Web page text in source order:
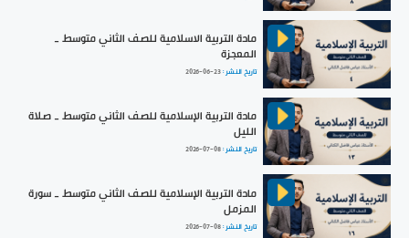
مادة التربية الاسلامية للصف الثاني متوسط _
المعجزة
تاريخ النشر :2026-06-23
مادة التربية الإسلامية للصف الثاني متوسط _ صلاة
الليل
تاريخ النشر :2026-07-08
مادة التربية الإسلامية للصف الثاني متوسط _ سورة
المزمل
تاريخ النشر :2026-07-08